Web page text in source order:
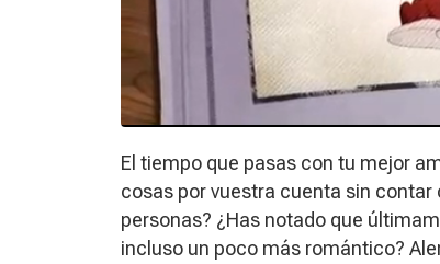
El tiempo que pasas con tu mejor
cosas por vuestra cuenta sin contar
personas? ¿Has notado que
incluso un poco más romántico?